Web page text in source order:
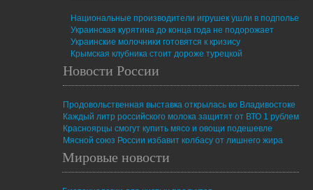
Национальные производители игрушек ушли в подполье
Украинская курятина до конца года не подорожает
Украинские молочники готовятся к кризису
Крымская клубника стоит дороже турецкой
Новости России
Продовольственная выставка открылась во Владивостоке
Каждый литр российского молока защитят от ВТО 1 рублем
Красноярцы смогут купить мясо и овощи подешевле
Мясной союз России избавит колбасу от лишнего жира
Мировые новости